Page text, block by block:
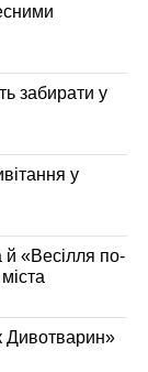
забирати у
у
«Весілля по-
Дивотварин»